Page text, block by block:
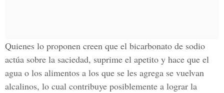
Quienes lo proponen creen que el bicarbonato de sodio
actúa sobre la saciedad, suprime el apetito y hace que el
agua o los alimentos a los que se les agrega se vuelvan
alcalinos, lo cual contribuye posiblemente a lograr la